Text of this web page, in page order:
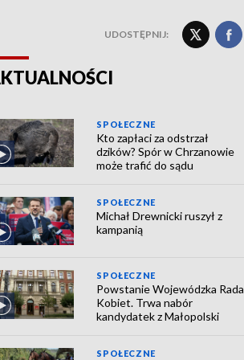
UDOSTĘPNIJ:
SPOŁECZNE
Kto zapłaci za odstrzał
dzików? Spór w Chrzanowie
może trafić do sądu
SPOŁECZNE
Michał Drewnicki ruszył z
kampanią
SPOŁECZNE
Powstanie Wojewódzka Rada
Kobiet. Trwa nabór
kandydatek z Małopolski
SPOŁECZNE